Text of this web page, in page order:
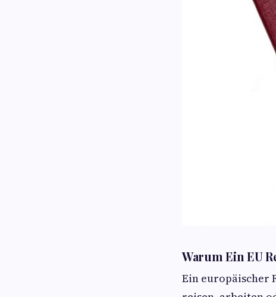
Warum Ein EU
Ein europäischer